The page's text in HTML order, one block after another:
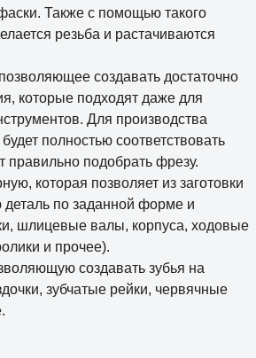
Также с помощью такого
резьба и растачиваются
создавать достаточно
которые подходят даже для
Для производства
полностью соответствовать
правильно подобрать фрезу.
которая позволяет из заготовки
деталь по заданной форме и
шлицевые валы, корпуса, ходовые
и прочее).
создавать зубья на
зубчатые рейки, червячные